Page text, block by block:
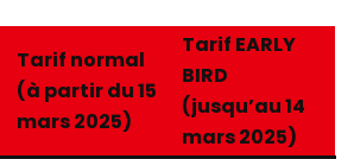
Tarif normal
(à partir du 15
mars 2025)
Tarif EARLY
BIRD
(jusqu’au 14
mars 2025)